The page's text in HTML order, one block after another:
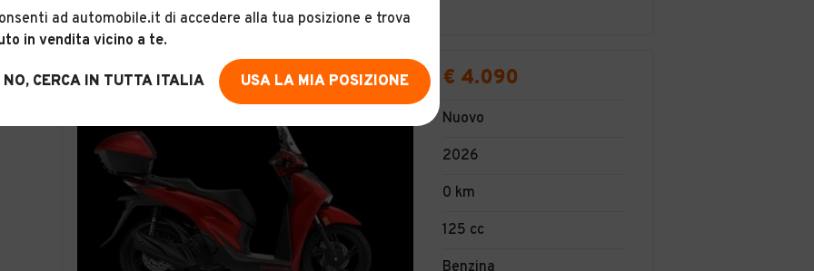
Corigliano Calabro (CS)
€ 4.090
Nuovo
2026
0 km
125 cc
Benzina
ad automobile.it di accedere alla tua posizione e trova
in vendita vicino a te.
NO, CERCA IN TUTTA ITALIA USA LA MIA POSIZIONE